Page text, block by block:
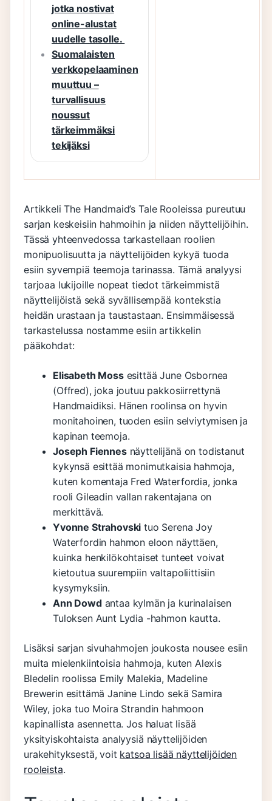
jotka nostivat
online-alustat
uudelle tasolle.
Suomalaisten
verkkopelaaminen
muuttuu –
turvallisuus
noussut
tärkeimmäksi
tekijäksi
Artikkeli The Handmaid’s Tale Rooleissa pureutuu
sarjan keskeisiin hahmoihin ja niiden näyttelijöihin.
Tässä yhteenvedossa tarkastellaan roolien
monipuolisuutta ja näyttelijöiden kykyä tuoda
esiin syvempiä teemoja tarinassa. Tämä analyysi
tarjoaa lukijoille nopeat tiedot tärkeimmistä
näyttelijöistä sekä syvällisempää kontekstia
heidän urastaan ja taustastaan. Ensimmäisessä
tarkastelussa nostamme esiin artikkelin
pääkohdat:
Elisabeth Mossesittää June Osbornea
(Offred), joka joutuu pakkosiirrettynä
Handmaidiksi. Hänen roolinsa on hyvin
monitahoinen, tuoden esiin selviytymisen ja
kapinan teemoja.
Joseph Fiennesnäyttelijänä on todistanut
kykynsä esittää monimutkaisia hahmoja,
kuten komentaja Fred Waterfordia, jonka
rooli Gileadin vallan rakentajana on
merkittävä.
Yvonne Strahovski tuo Serena Joy
Waterfordin hahmon eloon näyttäen,
kuinka henkilökohtaiset tunteet voivat
kietoutua suurempiin valtapoliittisiin
kysymyksiin.
Ann Dowdantaa kylmän ja kurinalaisen
Tuloksen Aunt Lydia -hahmon kautta.
Lisäksi sarjan sivuhahmojen joukosta nousee esiin
muita mielenkiintoisia hahmoja, kuten Alexis
Bledelin roolissa Emily Malekia, Madeline
Brewerin esittämä Janine Lindo sekä Samira
Wiley, joka tuo Moira Strandin hahmoon
kapinallista asennetta. Jos haluat lisää
yksityiskohtaista analyysiä näyttelijöiden
urakehityksestä, voit katsoa lisää näyttelijöiden
rooleista.